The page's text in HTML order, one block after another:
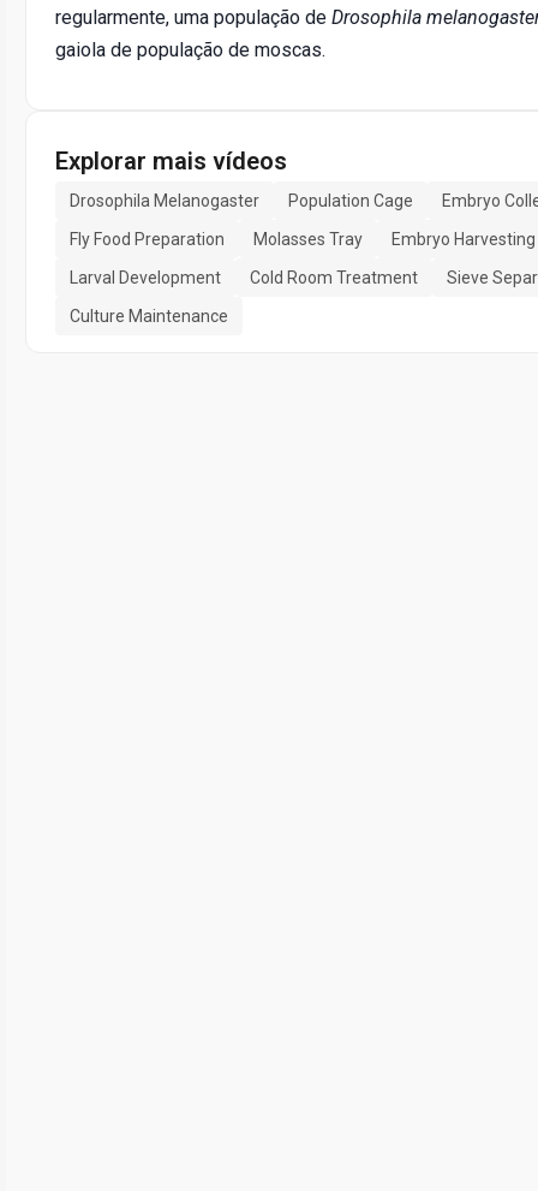
regularmente, uma população de Drosophila
gaiola de população de moscas.
Explorar mais vídeos
Drosophila Melanogaster Population Cage
Embryo
Fly Food Preparation
Molasses Tray
Embryo Harvesting
Larval Development
Cold Room Treatment
Sieve
Culture Maintenance